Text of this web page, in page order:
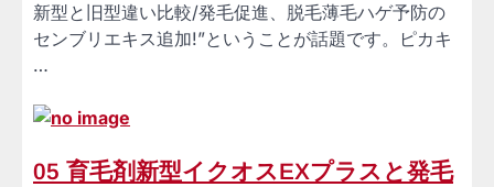
新型と旧型違い比較/発毛促進、脱毛薄毛ハゲ予防の
センブリエキス追加!”ということが話題です。ピカキ
…
05 育毛剤新型イクオスEXプラスと発毛